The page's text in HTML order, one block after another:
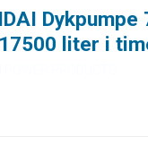
liter i